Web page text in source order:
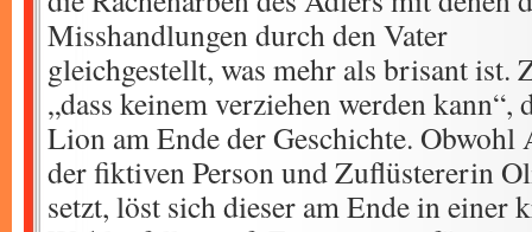
Misshandlungen durch den Vater
gleichgestellt, was mehr als brisant ist.
„dass keinem verziehen werden kann“,
Lion am Ende der Geschichte.
der fiktiven Person und Zuflüstererin
setzt, löst sich dieser am Ende in einer